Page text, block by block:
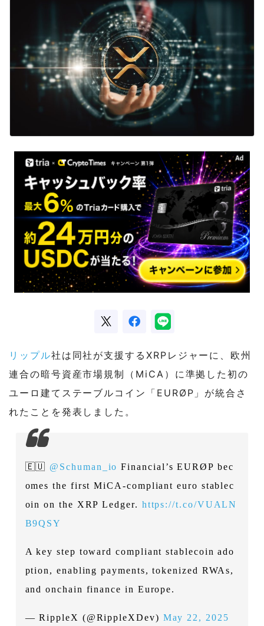
リップル社は同社が支援するXRPレジャーに、欧州
連合の暗号資産市場規制（MiCA）に準拠した初の
ユーロ建てステーブルコイン「EURØP」が統合さ
れたことを発表しました。
🇪🇺 @Schuman_io Financial’s EURØP bec
omes the first MiCA-compliant euro stablec
oin on the XRP Ledger. https://t.co/VUALN
B9QSY
A key step toward compliant stablecoin ado
ption, enabling payments, tokenized RWAs,
and onchain finance in Europe.
— RippleX (@RippleXDev) May 22, 2025